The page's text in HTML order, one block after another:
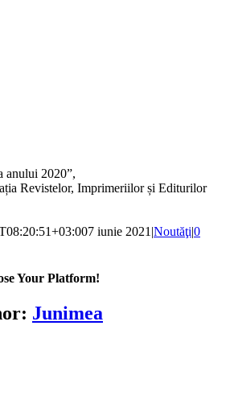
anului 2020”,
Revistelor, Imprimeriilor și Editurilor
7 iunie 2021|Noutăţi|0
Your Platform!
Junimea